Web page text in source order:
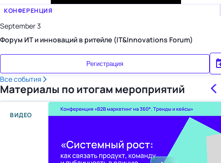
КОНФЕРЕНЦИЯ
September 3
Форум ИТ и инноваций в ритейле (IT&Innovations Forum)
Регистрация
Все события
Материалы по итогам мероприятий
ВИДЕО